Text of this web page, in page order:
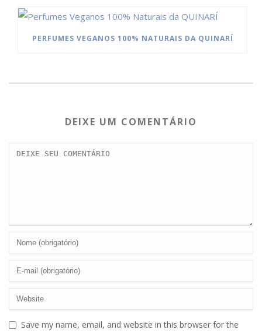
PERFUMES VEGANOS 100% NATURAIS DA QUINARÍ
DEIXE UM COMENTÁRIO
Save my name, email, and website in this browser for the